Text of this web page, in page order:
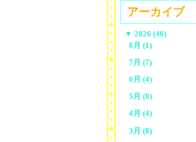
アーカイブ
▼ 2026 (46)
8月 (1)
7月 (7)
6月 (4)
5月 (8)
4月 (4)
3月 (8)